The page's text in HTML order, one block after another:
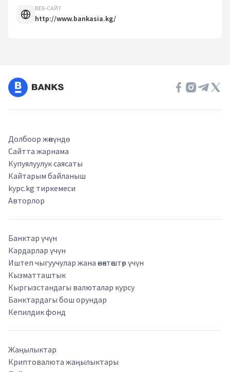
ВЕБ-САЙТ
http://www.bankasia.kg/
Долбоор жөнүндө
Сайтта жарнама
Купуялуулук саясаты
Кайтарым байланыш
kypc.kg тиркемеси
Авторлор
Банктар үчүн
Кардарлар үчүн
Иштеп чыгуучулар жана өнөктөштөр үчүн
Кызматташтык
Кыргызстандагы валюталар курсу
Банктардагы бош орундар
Кепилдик фонд
Жаңылыктар
Криптовалюта жаңылыктары